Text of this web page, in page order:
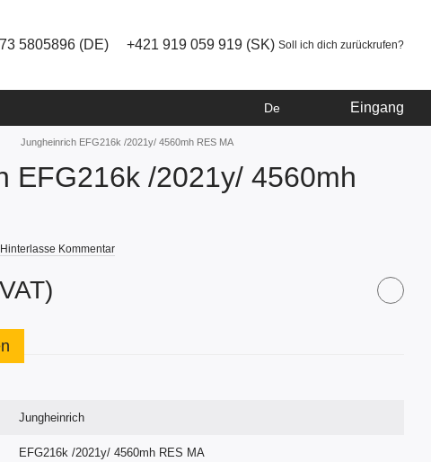
5805896 (DE) +421 919 059 919 (SK) Soll ich dich zurückrufen?
De Eingang
Jungheinrich EFG216k /2021y/ 4560mh RES MA
EFG216k /2021y/ 4560mh
Hinterlasse Kommentar
Jungheinrich
EFG216k /2021y/ 4560mh RES MA